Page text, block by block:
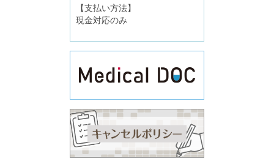
【支払い方法】
現金対応のみ